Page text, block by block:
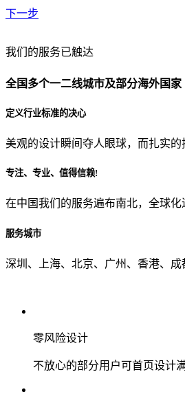
下一步
贵公司预算范围是？
贵公司的团队规模是？
从哪里了解到我们？
我们的服务已触达
全国多个一二线城市及部分海外国家
定义行业标准的决心
美观的设计瞬间夺人眼球，而扎实
专注、专业、值得信赖!
在中国我们的服务遍布南北，全球化
服务城市
深圳、上海、北京、广州、香港、
零风险设计
不放心的部分用户可首页设计